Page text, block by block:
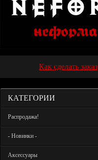
Как сделать заказ
КАТЕГОРИИ
Распродажа!
- Новинки -
Аксессуары